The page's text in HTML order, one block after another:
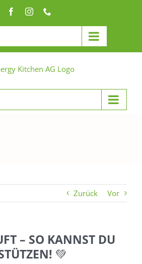
FacebookInstagram
Zurück Vor
– SO KANNST DU
💚